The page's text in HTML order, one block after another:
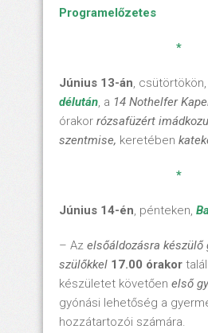
Programelőzetes
*
Június 13-án , csütörtökön,
délután , a 14 Nothelfer
órakor rózsafüzért
szentmise, keretében
*
Június 14-én , pénteken,
– Az elsőáldozásra készülő
szülőkkel 17.00 órakor
készületet követően első
gyónási lehetőség a
hozzátartozói számára.